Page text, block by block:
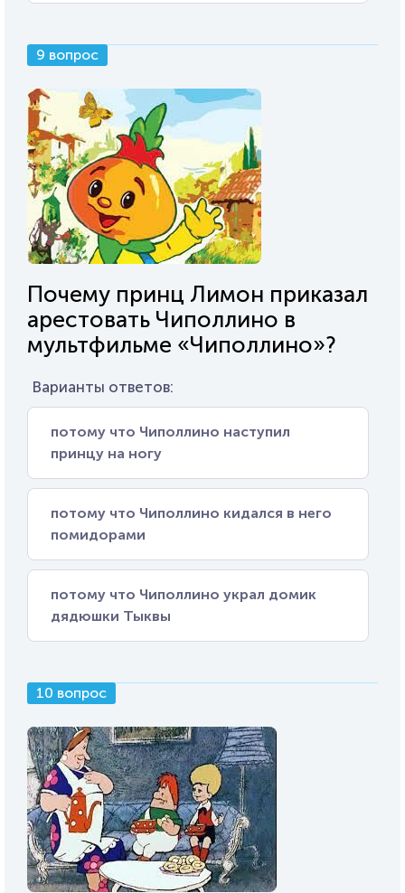
9 вопрос
Почему принц Лимон приказал
арестовать Чиполлино в
мультфильме «Чиполлино»?
Варианты ответов:
потому что Чиполлино наступил
принцу на ногу
потому что Чиполлино кидался в него
помидорами
потому что Чиполлино украл домик
дядюшки Тыквы
10 вопрос